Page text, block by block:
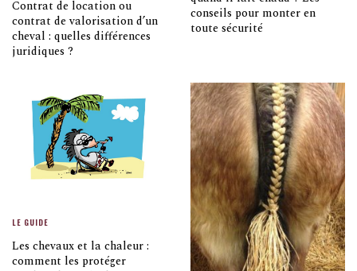
Contrat de location ou
contrat de valorisation d’un
cheval : quelles différences
juridiques ?
conseils pour monter en
toute sécurité
LE GUIDE
Les chevaux et la chaleur :
comment les protéger